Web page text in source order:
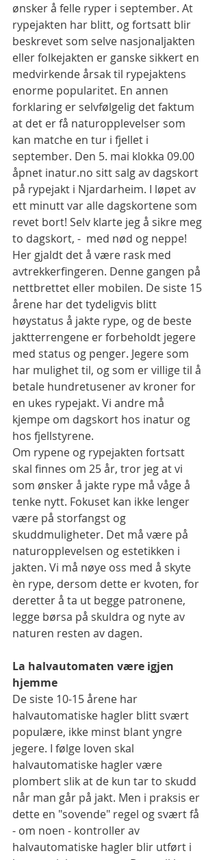
ønsker å felle ryper i september. At
rypejakten har blitt, og fortsatt blir
beskrevet som selve nasjonaljakten
eller folkejakten er ganske sikkert en
medvirkende årsak til rypejaktens
enorme popularitet. En annen
forklaring er selvfølgelig det faktum
at det er få naturopplevelser som
kan matche en tur i fjellet i
september. Den 5. mai klokka 09.00
åpnet inatur.no sitt salg av dagskort
på rypejakt i Njardarheim. I løpet av
ett minutt var alle dagskortene som
revet bort! Selv klarte jeg å sikre meg
to dagskort, -  med nød og neppe!
Her gjaldt det å være rask med
avtrekkerfingeren. Denne gangen på
nettbrettet eller mobilen. De siste 15
årene har det tydeligvis blitt
høystatus å jakte rype, og de beste
jaktterrengene er forbeholdt jegere
med status og penger. Jegere som
har mulighet til, og som er villige til å
betale hundretusener av kroner for
en ukes rypejakt. Vi andre må
kjempe om dagskort hos inatur og
hos fjellstyrene.
Om rypene og rypejakten fortsatt
skal finnes om 25 år, tror jeg at vi
som ønsker å jakte rype må våge å
tenke nytt. Fokuset kan ikke lenger
være på storfangst og
skuddmuligheter. Det må være på
naturopplevelsen og estetikken i
jakten. Vi må nøye oss med å skyte
èn rype, dersom dette er kvoten, for
deretter å ta ut begge patronene,
legge børsa på skuldra og nyte av
naturen resten av dagen.
La halvautomaten være igjen
hjemme
De siste 10-15 årene har
halvautomatiske hagler blitt svært
populære, ikke minst blant yngre
jegere. I følge loven skal
halvautomatiske hagler være
plombert slik at de kun tar to skudd
når man går på jakt. Men i praksis er
dette en "sovende" regel og svært få
- om noen - kontroller av
halvautomatiske hagler blir utført i